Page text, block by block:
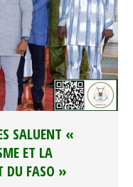
SALUENT «
ET LA
DU FASO »